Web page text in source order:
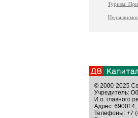
Туризм:
© 2000-2025
Учредитель:
И.о. главного
Адрес: 690014,
Телефоны: +7